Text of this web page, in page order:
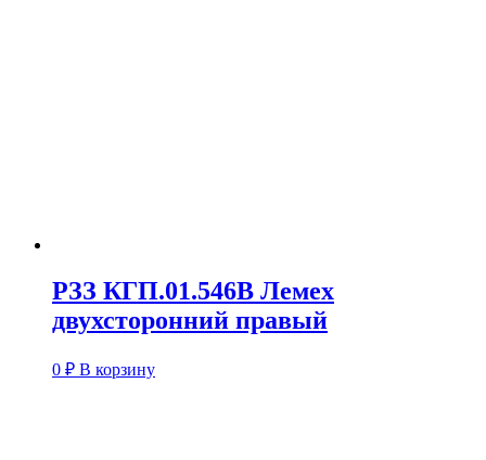
РЗЗ КГП.01.546В Лемех
двухсторонний правый
0 ₽ В корзину